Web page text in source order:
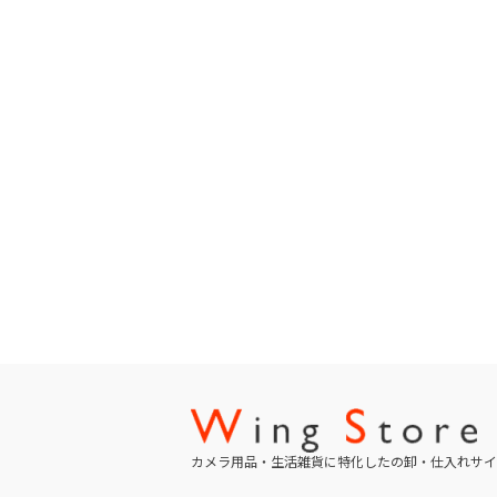
カメラ用品・生活雑貨に特化したの卸・仕入れサ